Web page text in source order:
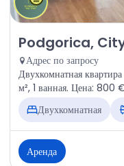
Аренда - Квартира
Podgorica,
Адрес по запросу
Двухкомнатная
м², 1 ванная. Цена: 800
Двухкомнатная
Аренда